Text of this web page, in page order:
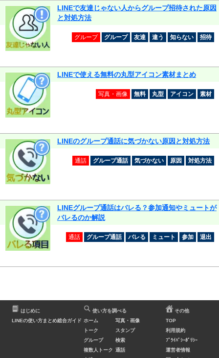
LINEで友達じゃない人からグループ招待された原因
と対処方法
グループ グループ 友達 違う 知らない 招待
LINEで使える無料の丸型アイコン素材まとめ
写真・画像 無料 丸型 アイコン 素材
LINEのグループ通話に気づかない原因と対処方法
通話 グループ通話 気づかない 原因 対処方法
LINEグループ通話はバレる？参加通知やミュートが
バレるのか解説
通話 グループ通話 バレる ミュート 参加 退出
はじめに
LINEの使い方まとめ総合ガイド
使い方を調べる
ホーム
トーク
グループ
複数人トーク
写真・画像
スタンプ
検索
通話
その他
TOP
利用規約
ﾌﾟﾗｲﾊﾞｼｰﾎﾟﾘｼｰ
運営者情報